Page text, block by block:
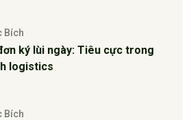
Bích
ký lùi ngày: Tiêu cực trong
logistics
Bích